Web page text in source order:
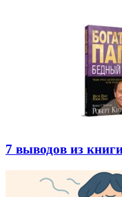
7 выводов из